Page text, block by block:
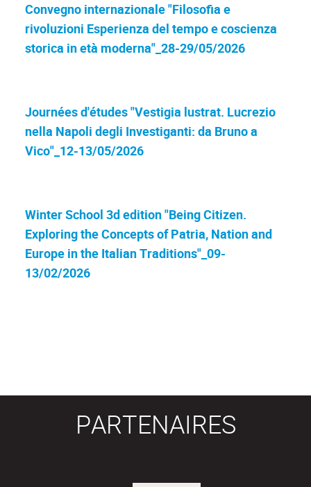
Convegno internazionale "Filosofia e
rivoluzioni Esperienza del tempo e coscienza
storica in età moderna"_28-29/05/2026
Journées d'études "Vestigia lustrat. Lucrezio
nella Napoli degli Investiganti: da Bruno a
Vico"_12-13/05/2026
Winter School 3d edition "Being Citizen.
Exploring the Concepts of Patria, Nation and
Europe in the Italian Traditions"_09-
13/02/2026
PARTENAIRES